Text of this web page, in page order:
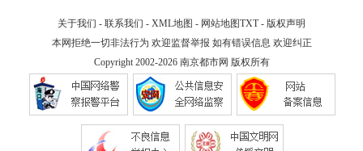
关于我们 - 联系我们 - XML地图 - 网站地图TXT- 版权声明
本网拒绝一切非法行为 欢迎监督举报 如有错误信息 欢迎纠正
Copyright 2002-2026 南京都市网 版权所有